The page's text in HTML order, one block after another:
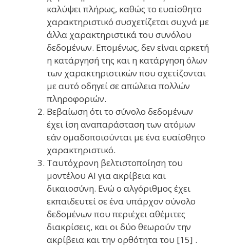
καλύψει πλήρως, καθώς το ευαίσθητο
χαρακτηριστικό συσχετίζεται συχνά με
άλλα χαρακτηριστικά του συνόλου
δεδομένων. Επομένως, δεν είναι αρκετή
η κατάργησή της και η κατάργηση όλων
των χαρακτηριστικών που σχετίζονται
με αυτό οδηγεί σε απώλεια πολλών
πληροφοριών.
Βεβαίωση ότι το σύνολο δεδομένων
έχει ίση αναπαράσταση των ατόμων
εάν ομαδοποιούνται με ένα ευαίσθητο
χαρακτηριστικό.
Ταυτόχρονη βελτιστοποίηση του
μοντέλου AI για ακρίβεια και
δικαιοσύνη. Ενώ ο αλγόριθμος έχει
εκπαιδευτεί σε ένα υπάρχον σύνολο
δεδομένων που περιέχει αθέμιτες
διακρίσεις, και οι δύο θεωρούν την
ακρίβεια και την ορθότητα του [15] .